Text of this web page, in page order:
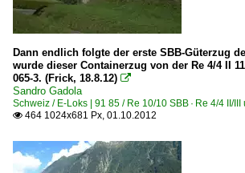
Dann endlich folgte der erste SBB-Güterzug
wurde dieser Containerzug von der Re 4/4 II
065-3. (Frick, 18.8.12) 
Sandro Gadola
Schweiz / E-Loks | 91 85 / Re 10/10 SBB · Re 4/4 II/III
 464 1024x681 Px, 01.10.2012